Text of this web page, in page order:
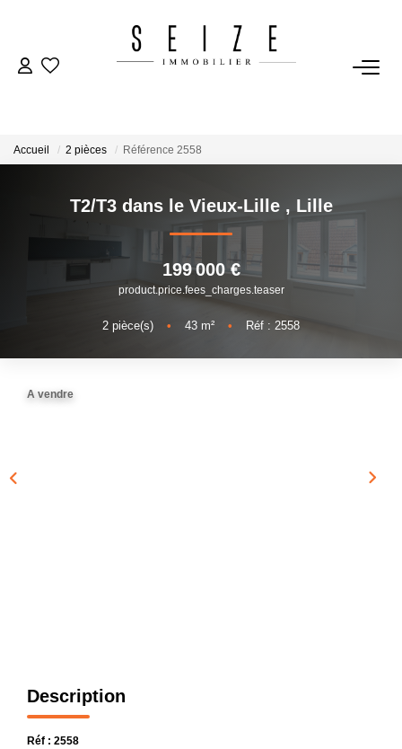
Louer
VENDRE
Estimation
Accueil 2 pièces Référence 2558
T2/T3 dans le Vieux-Lille , Lille
199 000 €
product.price.fees_charges.teaser
2 pièce(s) • 43 m² • Réf : 2558
A vendre
Description
Réf : 2558